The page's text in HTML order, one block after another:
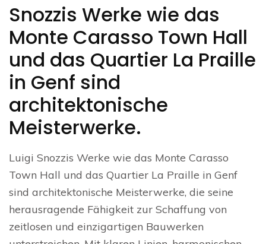
Snozzis Werke wie das
Monte Carasso Town Hall
und das Quartier La Praille
in Genf sind
architektonische
Meisterwerke.
Luigi Snozzis Werke wie das Monte Carasso
Town Hall und das Quartier La Praille in Genf
sind architektonische Meisterwerke, die seine
herausragende Fähigkeit zur Schaffung von
zeitlosen und einzigartigen Bauwerken